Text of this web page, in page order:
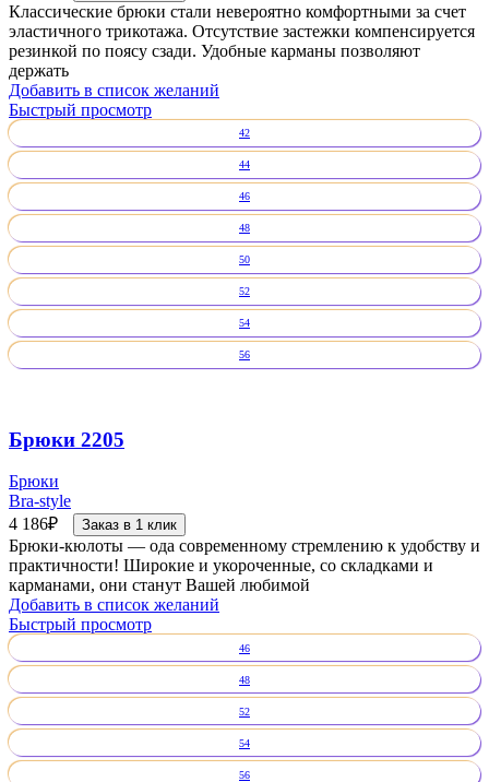
Классические брюки стали невероятно комфортными за счет
эластичного трикотажа. Отсутствие застежки компенсируется
резинкой по поясу сзади. Удобные карманы позволяют
держать
Добавить в список желаний
Быстрый просмотр
42
44
46
48
50
52
54
56
Брюки 2205
Брюки
Bra-style
4 186₽ Заказ в 1 клик
Брюки-кюлоты — ода современному стремлению к удобству и
практичности! Широкие и укороченные, со складками и
карманами, они станут Вашей любимой
Добавить в список желаний
Быстрый просмотр
46
48
52
54
56